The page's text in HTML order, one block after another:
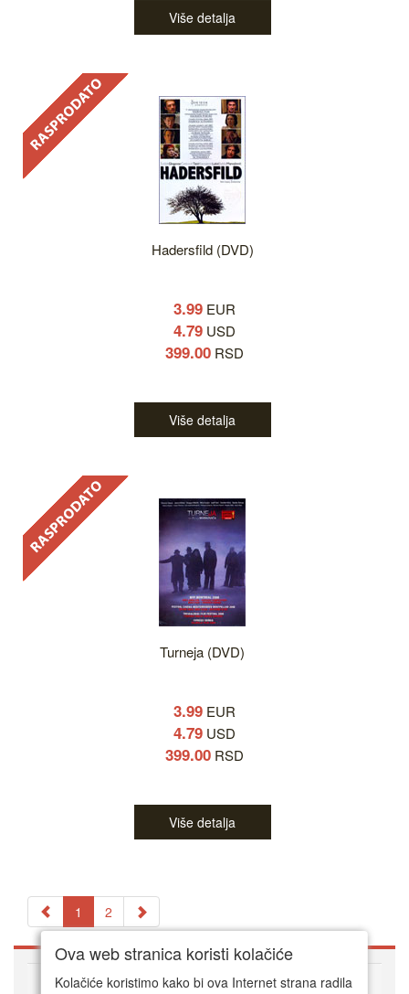
Više detalja
Hadersfild (DVD)
3.99 EUR
4.79 USD
399.00 RSD
Više detalja
Turneja (DVD)
3.99 EUR
4.79 USD
399.00 RSD
Više detalja
1 2
O DVD Zoni
Ova web stranica koristi kolačiće
Kolačiće koristimo kako bi ova Internet strana radila